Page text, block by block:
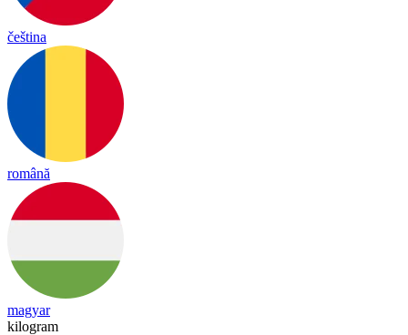
čeština
română
magyar
kilogram